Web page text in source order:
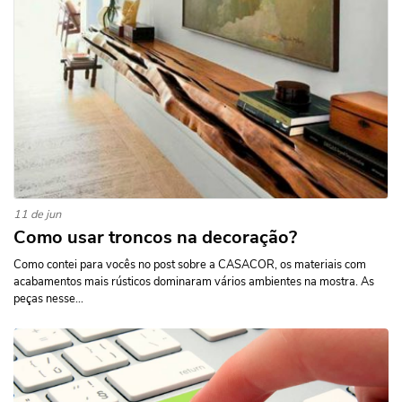
11 de jun
Como usar troncos na decoração?
Como contei para vocês no post sobre a CASACOR, os materiais com
acabamentos mais rústicos dominaram vários ambientes na mostra. As
peças nesse...